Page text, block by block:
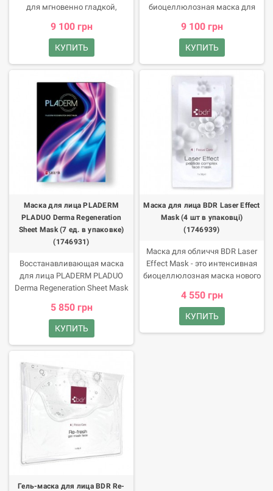
для мгновенно гладкой,
кожи, поражающей своим
коктейлем фитоактивных
ингредиентов. MatrixylTM
пептидный комплекс
активизирует синтез
коллагена и восстанавливает
структуру эпидермиса,
укрепляя его изнутри.
9 100 грн
КУПИТЬ
биоцеллюлозная маска для
подтягивания, которая вы
видимо улучшает контуры
лица уже после первого
использования. Идеальное
решение для тех, кто хочет
подтянуть контуры лица без
инъекций комфортно, быстро и
эффективно.
9 100 грн
КУПИТЬ
Маска для лица PLADERM
PLADUO Derma Regeneration
Sheet Mask (7 ед. в упаковке)
(1746931)
Восстанавливающая маска
для лица PLADERM PLADUO
Derma Regeneration Sheet Mask
рельефе кожи и
гипоаллергенном уходе. Маска
насыщает кожу влагой,
успокаивает и ускоряет
восстановление, делая ее
более гладкой, упругой и
здоровой.
5 850 грн
КУПИТЬ
Маска для лица BDR Laser Effect
Mask (4 шт в упаковці)
(1746939)
Маска для обличчя BDR Laser
Effect Mask - это интенсивная
биоцеллюлозная маска нового
кожи, созданная для того,
чтобы мгновенно оживить
вашу кожу. Ее уникальный
4 550 грн
КУПИТЬ
Гель-маска для лица BDR Re-